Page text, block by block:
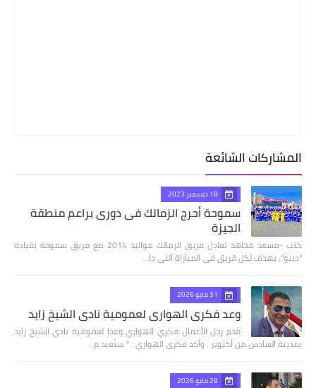
المشاركات الشائعة
18 ديسمبر 2023
سموحة أحرج الزمالك فى دورى براعم منطقة
الجيزة
كتب -مسعد مجاهد تعادل فريق الزمالك مواليد 2014 مع فريق سموحة بقيادة
"ديبو"، بهدف لكل فريق فى المباراة التى دا…
31 مايو 2026
وعد فكري الهواري لعمومية نادي الشيخ زايد
قدم رجل الأعمال فكري الهواري وعدا لعمومية نادي الشيخ زايد
بمدينة السادس من أكتوبر . وأكد فكري الهواري : " سنُعيد م…
29 مايو 2026